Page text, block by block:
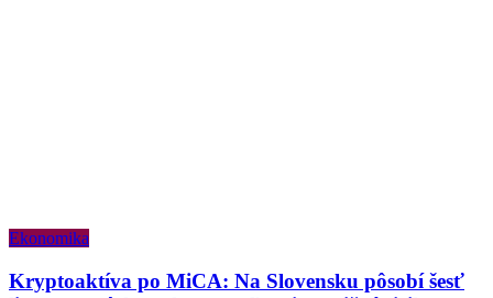
Ekonomika
Kryptoaktíva po MiCA: Na Slovensku pôsobí šesť